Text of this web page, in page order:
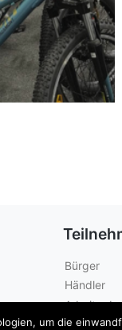
Bürger
Händler
Städte
um die